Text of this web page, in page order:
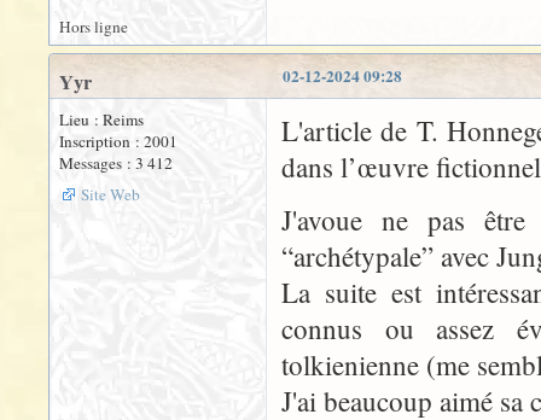
Hors ligne
02-12-2024 09:28
Yyr
Lieu : Reims
Inscription : 2001
Messages : 3 412
Site Web
L'article de T.
dans l’œuvre
J'avoue ne pas
“archétypale” avec
La suite est
connus ou assez
tolkienienne (me
J'ai beaucoup aimé